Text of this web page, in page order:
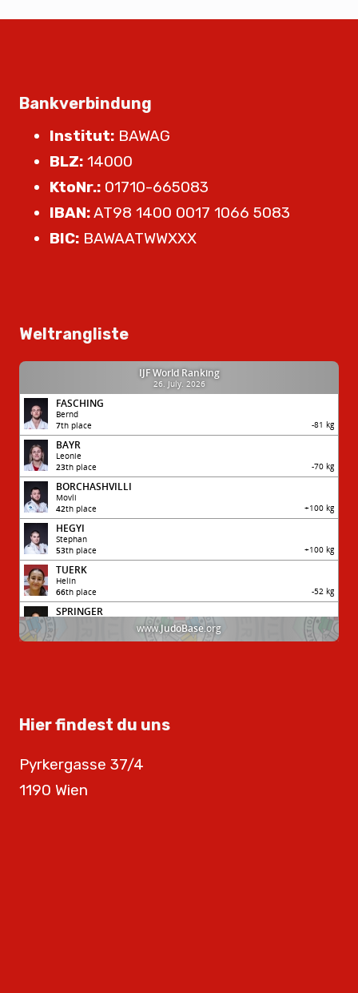
Bankverbindung
Institut: BAWAG
BLZ: 14000
KtoNr.: 01710-665083
IBAN:AT98 1400 0017 1066 5083
BIC: BAWAATWWXXX
Weltrangliste
Hier findest du uns
Pyrkergasse 37/4
1190 Wien